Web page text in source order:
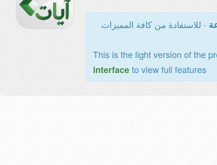
- للاستفادة من كافة المميزات
This is the light version of the
interfaceto view full features